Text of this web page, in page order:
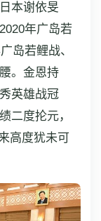
本谢依旻
年广岛若
岛若鲤战、
。金恩持
英雄战冠
二度抡元，
高度犹未可